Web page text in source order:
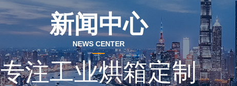
新闻中心
NEWS CENTER
专注工业烘箱定制